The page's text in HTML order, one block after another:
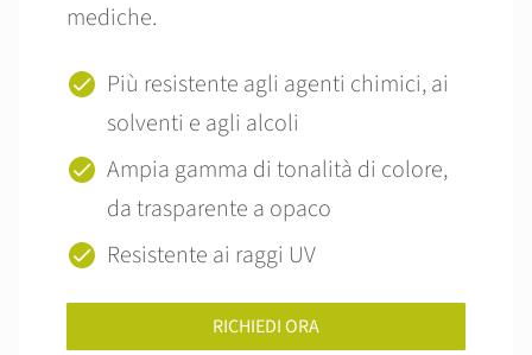
mediche.
Più resistente agli agenti chimici, ai
solventi e agli alcoli
Ampia gamma di tonalità di colore,
da trasparente a opaco
Resistente ai raggi UV
RICHIEDI ORA